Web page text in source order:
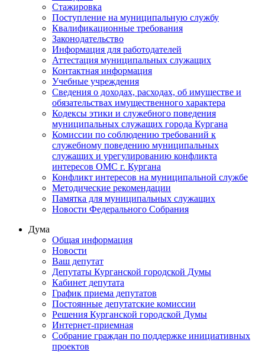
Стажировка
Поступление на муниципальную службу
Квалификационные требования
Законодательство
Информация для работодателей
Аттестация муниципальных служащих
Контактная информация
Учебные учреждения
Сведения о доходах, расходах, об имуществе и
обязательствах имущественного характера
Кодексы этики и служебного поведения
муниципальных служащих города Кургана
Комиссии по соблюдению требований к
служебному поведению муниципальных
служащих и урегулированию конфликта
интересов ОМС г. Кургана
Конфликт интересов на муниципальной службе
Методические рекомендации
Памятка для муниципальных служащих
Новости Федерального Cобрания
Дума
Общая информация
Новости
Ваш депутат
Депутаты Курганской городской Думы
Кабинет депутата
График приема депутатов
Постоянные депутатские комиссии
Решения Курганской городской Думы
Интернет-приемная
Собрание граждан по поддержке инициативных
проектов